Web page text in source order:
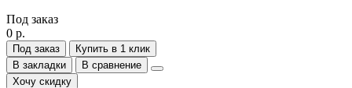
Под заказ
0 р.
Под заказ
Купить в 1 клик
В закладки
В сравнение
Хочу скидку